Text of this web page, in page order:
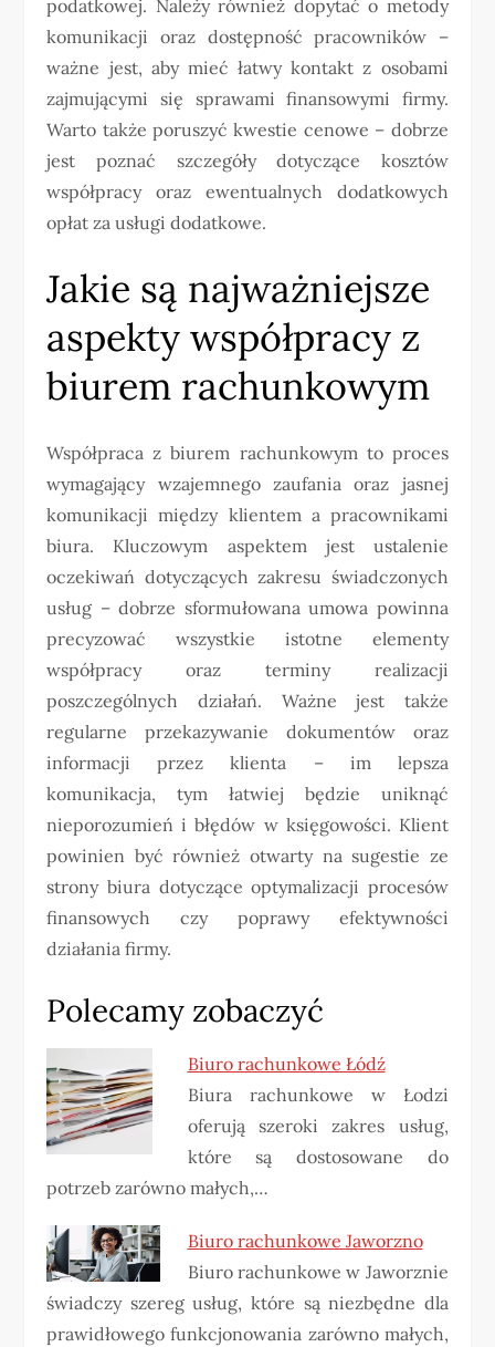
podatkowej. Należy również dopytać o metody
komunikacji oraz dostępność pracowników –
ważne jest, aby mieć łatwy kontakt z osobami
zajmującymi się sprawami finansowymi firmy.
Warto także poruszyć kwestie cenowe – dobrze
jest poznać szczegóły dotyczące kosztów
współpracy oraz ewentualnych dodatkowych
opłat za usługi dodatkowe.
Jakie są najważniejsze
aspekty współpracy z
biurem rachunkowym
Współpraca z biurem rachunkowym to proces
wymagający wzajemnego zaufania oraz jasnej
komunikacji między klientem a pracownikami
biura. Kluczowym aspektem jest ustalenie
oczekiwań dotyczących zakresu świadczonych
usług – dobrze sformułowana umowa powinna
precyzować wszystkie istotne elementy
współpracy oraz terminy realizacji
poszczególnych działań. Ważne jest także
regularne przekazywanie dokumentów oraz
informacji przez klienta – im lepsza
komunikacja, tym łatwiej będzie uniknąć
nieporozumień i błędów w księgowości. Klient
powinien być również otwarty na sugestie ze
strony biura dotyczące optymalizacji procesów
finansowych czy poprawy efektywności
działania firmy.
Polecamy zobaczyć
Biuro rachunkowe Łódź
Biura rachunkowe w Łodzi
oferują szeroki zakres usług,
które są dostosowane do
potrzeb zarówno małych,…
Biuro rachunkowe Jaworzno
Biuro rachunkowe w Jaworznie
świadczy szereg usług, które są niezbędne dla
prawidłowego funkcjonowania zarówno małych,